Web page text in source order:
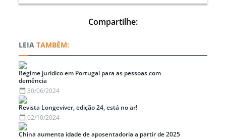
Compartilhe:
TAMBÉM:
Regime jurídico em Portugal para as pessoas com
demência
30/06/2024
Revista Longeviver, edição 24, está no ar!
02/10/2024
China aumenta idade de aposentadoria a partir de 2025